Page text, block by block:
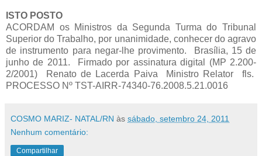
ISTO POSTO
ACORDAM os Ministros da Segunda Turma do Tribunal
Superior do Trabalho, por unanimidade, conhecer do agravo
de instrumento para negar-lhe provimento. Brasília, 15 de
junho de 2011. Firmado por assinatura digital (MP 2.200-
2/2001) Renato de Lacerda Paiva Ministro Relator fls.
PROCESSO Nº TST-AIRR-74340-76.2008.5.21.0016
COSMO MARIZ- NATAL/RN às sábado, setembro 24, 2011
Nenhum comentário:
Compartilhar